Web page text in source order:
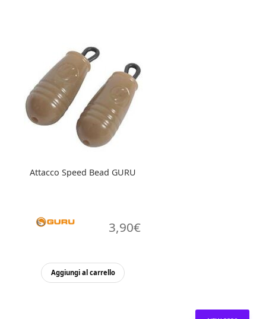
possono
essere
scelte
nella
pagina
Attacco Speed Bead GURU
3,90€
Aggiungi al carrello